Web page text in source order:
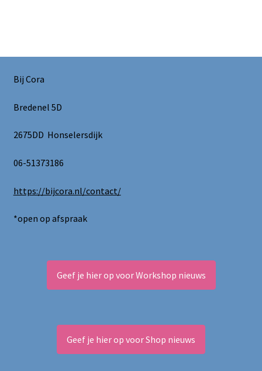
Bij Cora
Bredenel 5D
2675DD Honselersdijk
06-51373186
https://bijcora.nl/contact/
*open op afspraak
Geef je hier op voor Workshop nieuws
Geef je hier op voor Shop nieuws